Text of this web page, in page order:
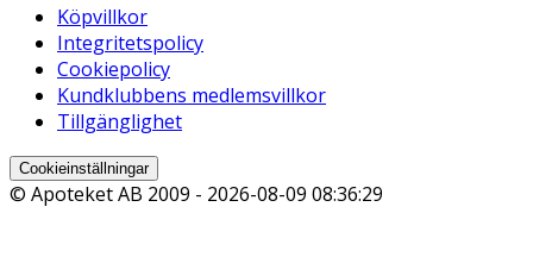
Köpvillkor
Integritetspolicy
Cookiepolicy
Kundklubbens medlemsvillkor
Tillgänglighet
Cookieinställningar
© Apoteket AB 2009 - 2026-08-09 08:36:29